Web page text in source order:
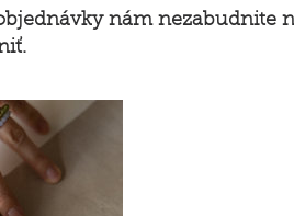
nám nezabudnite